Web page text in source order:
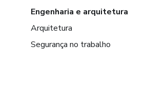
Engenharia e arquitetura
Arquitetura
Segurança no trabalho